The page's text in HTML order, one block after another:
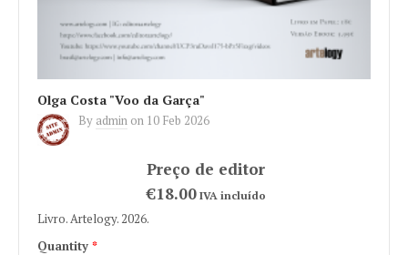
Olga Costa "Voo da Garça"
By admin on 10 Feb 2026
€18.00IVA incluído
Livro. Artelogy. 2026.
Quantity *